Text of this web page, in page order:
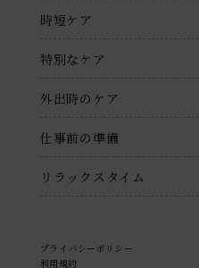
時短ケア
特別なケア
外出時のケア
仕事前の準備
リラックスタイム
プライバシーポリシー
利用規約